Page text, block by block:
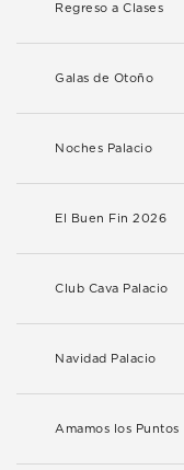
Regreso a Clases
Galas de Otoño
Noches Palacio
El Buen Fin 2026
Club Cava Palacio
Navidad Palacio
Amamos los Puntos